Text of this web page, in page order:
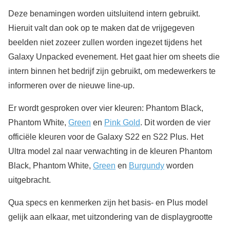
Deze benamingen worden uitsluitend intern gebruikt.
Hieruit valt dan ook op te maken dat de vrijgegeven
beelden niet zozeer zullen worden ingezet tijdens het
Galaxy Unpacked evenement. Het gaat hier om sheets die
intern binnen het bedrijf zijn gebruikt, om medewerkers te
informeren over de nieuwe line-up.
Er wordt gesproken over vier kleuren: Phantom Black,
Phantom White, Green en Pink Gold. Dit worden de vier
officiële kleuren voor de Galaxy S22 en S22 Plus. Het
Ultra model zal naar verwachting in de kleuren Phantom
Black, Phantom White, Green en Burgundy worden
uitgebracht.
Qua specs en kenmerken zijn het basis- en Plus model
gelijk aan elkaar, met uitzondering van de displaygrootte